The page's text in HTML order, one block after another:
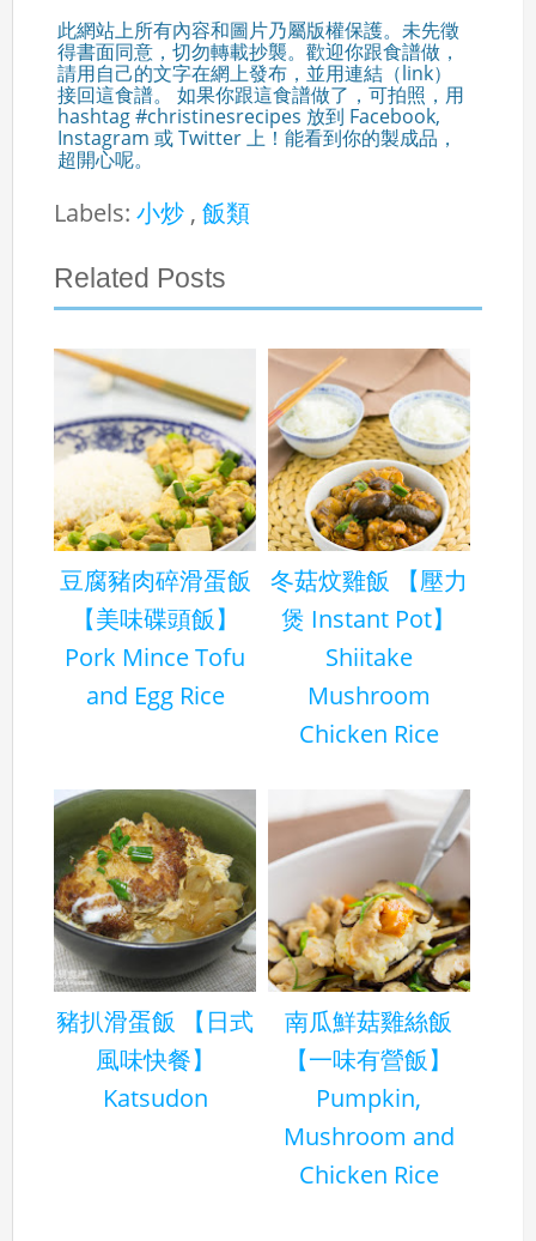
此網站上所有內容和圖片乃屬版權保護。未先徵
得書面同意，切勿轉載抄襲。歡迎你跟食譜做，
請用自己的文字在網上發布，並用連結（link）
接回這食譜。 如果你跟這食譜做了，可拍照，用
hashtag #christinesrecipes 放到 Facebook,
Instagram 或 Twitter 上！能看到你的製成品，
超開心呢。
Labels:小炒 ,飯類
Related Posts
豆腐豬肉碎滑蛋飯
【美味碟頭飯】
Pork Mince Tofu
and Egg Rice
冬菇炆雞飯 【壓力
煲 Instant Pot】
Shiitake
Mushroom
Chicken Rice
豬扒滑蛋飯 【日式
風味快餐】
Katsudon
南瓜鮮菇雞絲飯
【一味有營飯】
Pumpkin,
Mushroom and
Chicken Rice